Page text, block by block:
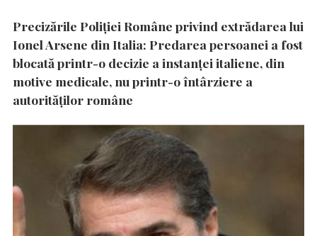
Precizările Poliţiei Române privind extrădarea lui
Ionel Arsene din Italia: Predarea persoanei a fost
blocată printr-o decizie a instanţei italiene, din
motive medicale, nu printr-o întârziere a
autorităţilor române